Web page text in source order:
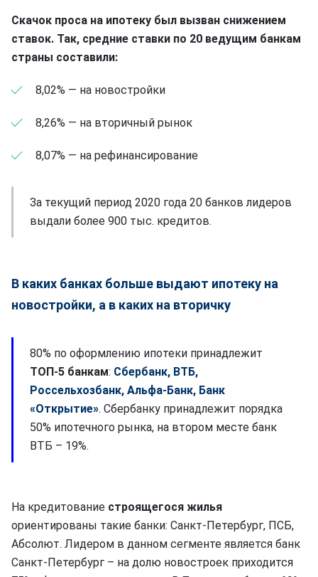
Скачок проса на ипотеку был вызван снижением
ставок. Так, средние ставки по 20 ведущим банкам
страны составили:
8,02% — на новостройки
8,26% — на вторичный рынок
8,07% — на рефинансирование
За текущий период 2020 года 20 банков лидеров
выдали более 900 тыс. кредитов.
В каких банках больше выдают ипотеку на
новостройки, а в каких на вторичку
80% по оформлению ипотеки принадлежит
ТОП-5 банкам: Сбербанк, ВТБ,
Россельхозбанк, Альфа-Банк, Банк
«Открытие». Сбербанку принадлежит порядка
50% ипотечного рынка, на втором месте банк
ВТБ – 19%.
На кредитование строящегося жилья
ориентированы такие банки: Санкт-Петербург, ПСБ,
Абсолют. Лидером в данном сегменте является банк
Санкт-Петербург – на долю новостроек приходится